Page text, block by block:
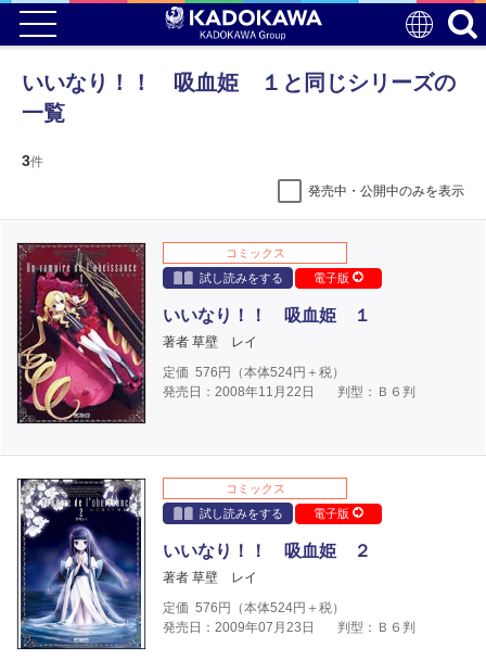
いいなり！！ 吸血姫 １と同じシリーズの
一覧
3件
発売中・公開中のみを表示
コミックス
試し読みをする
電子版
いいなり！！ 吸血姫 １
著者 草壁 レイ
定価 576 円（本体524円＋税）
発売日：2008年11月22日
判型：Ｂ６判
コミックス
試し読みをする
電子版
いいなり！！ 吸血姫 ２
著者 草壁 レイ
定価 576 円（本体524円＋税）
発売日：2009年07月23日
判型：Ｂ６判